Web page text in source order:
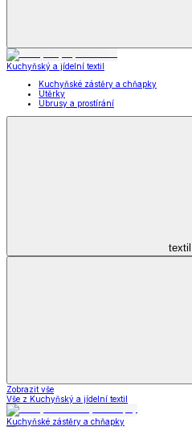
Kuchyňský a jídelní textil
Kuchyňské zástěry a chňapky
Utěrky
Ubrusy a prostírání
textil
Zobrazit vše
Vše z Kuchyňský a jídelní textil
Kuchyňské zástěry a chňapky